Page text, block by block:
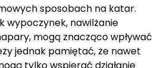
sposobach na katar.
wypoczynek, nawilżanie
mogą znacząco wpływać
jednak pamiętać, że nawet